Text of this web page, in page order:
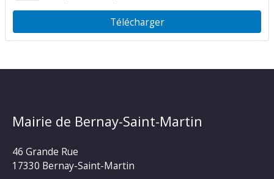
Télécharger
Mairie de Bernay-Saint-Martin
46 Grande Rue
17330 Bernay-Saint-Martin